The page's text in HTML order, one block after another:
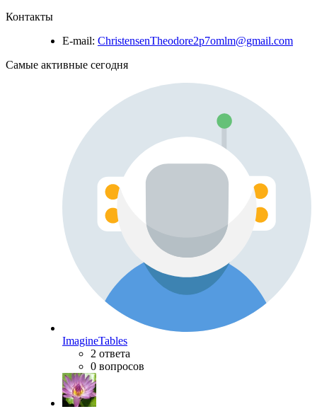
Контакты
E-mail: ChristensenTheodore2p7omlm@gmail.com
Самые активные сегодня
ImagineTables
2 ответа
0 вопросов